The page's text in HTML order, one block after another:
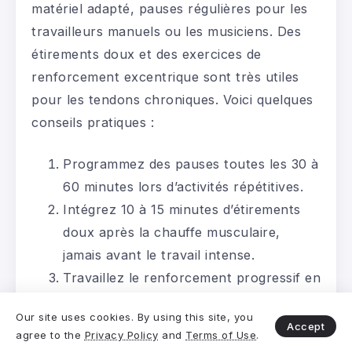
matériel adapté, pauses régulières pour les
travailleurs manuels ou les musiciens. Des
étirements doux et des exercices de
renforcement excentrique sont très utiles
pour les tendons chroniques. Voici quelques
conseils pratiques :
Programmez des pauses toutes les 30 à
60 minutes lors d’activités répétitives.
Intégrez 10 à 15 minutes d’étirements
doux après la chauffe musculaire,
jamais avant le travail intense.
Travaillez le renforcement progressif en
les exercices excentriques sont souvent
recommandés pour le tendon d’Achille
Our site uses cookies. By using this site, you
agree to the Privacy Policy and Terms of Use.
Accept